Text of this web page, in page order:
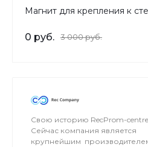
Магнит для крепления к
0 руб. 3 000 руб.
Свою историю RecProm-centre
Сейчас компания является
крупнейшим